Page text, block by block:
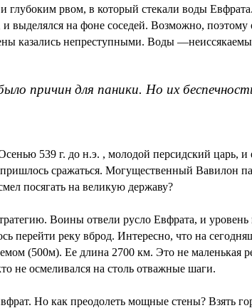
рвом, в который стекали воды
выделялся на фоне соседей. Возможно, поэтому
казались непреступными. Воды
причин для паники. Но их
539 г. до н.э. , молодой персидский царь, и
сражаться. Могущественный Вавилон
посягать на великую державу?
Воины отвели русло Евфрата, и уровень
перейти реку вброд. Интересно, что на
(500м). Ее длина 2700 км. Это не маленькая
не осмеливался на столь отважные шаги.
Но как преодолеть мощные стены? Взять